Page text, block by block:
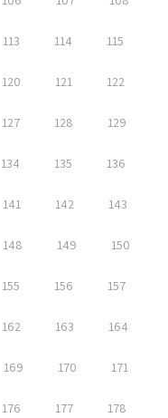
113 114 115
120 121 122
127 128 129
134 135 136
141 142 143
148 149 150
155 156 157
162 163 164
169 170 171
176 177 178